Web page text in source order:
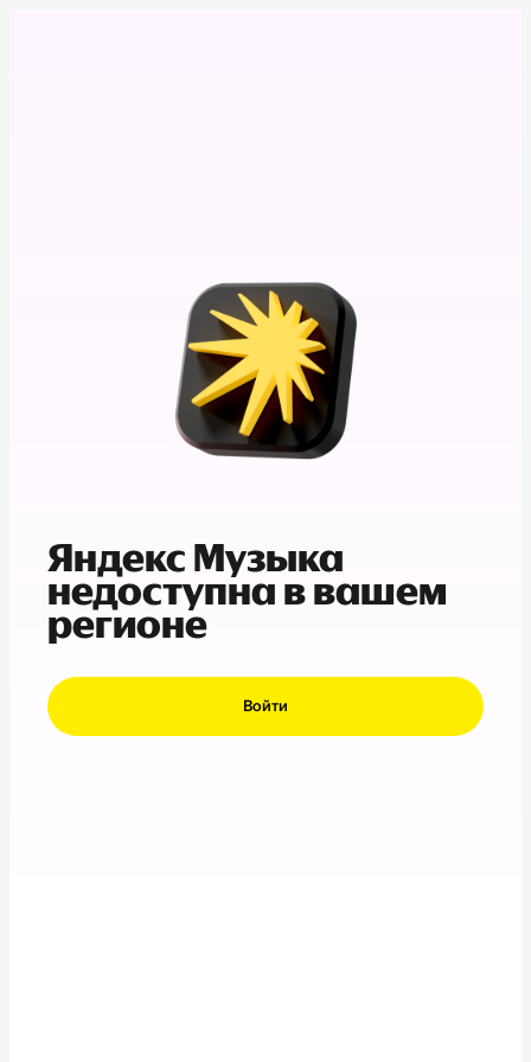
Яндекс Музыка
недоступна в вашем
регионе
Войти